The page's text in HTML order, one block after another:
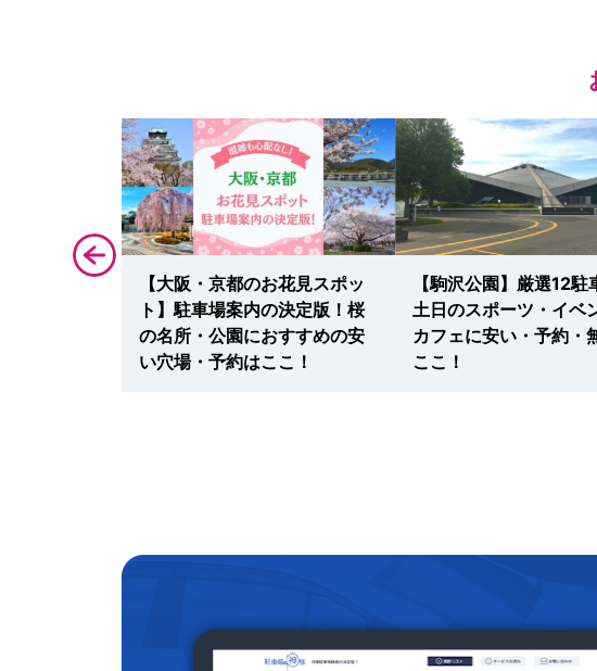
計町茶屋
【大阪・京都のお花見スポッ
ト】駐車場案内の決定版！桜
の名所・公園におすすめの安
い穴場・予約はここ！
【駒沢公園】厳選12駐
土日のスポーツ・イベ
カフェに安い・予約・
ここ！